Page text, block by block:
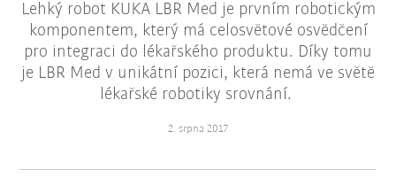
Lehký robot KUKA LBR Med je prvním robotickým
komponentem, který má celosvětové osvědčení
pro integraci do lékařského produktu. Díky tomu
je LBR Med v unikátní pozici, která nemá ve světě
lékařské robotiky srovnání.
2. srpna 2017